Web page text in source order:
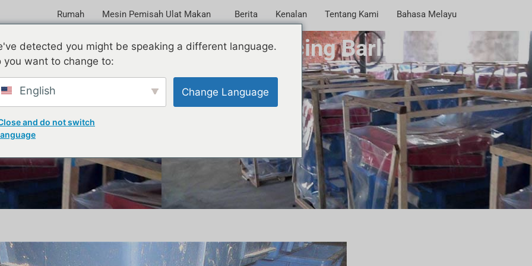
Rumah Mesin Pemisah Ulat Makan Berita Kenalan Tentang Kami Bahasa Melayu
tanpa habuk | Pemisah Cacing Barli
detected you might be speaking a different language.
you want to change to:
English Change Language
and do not switch